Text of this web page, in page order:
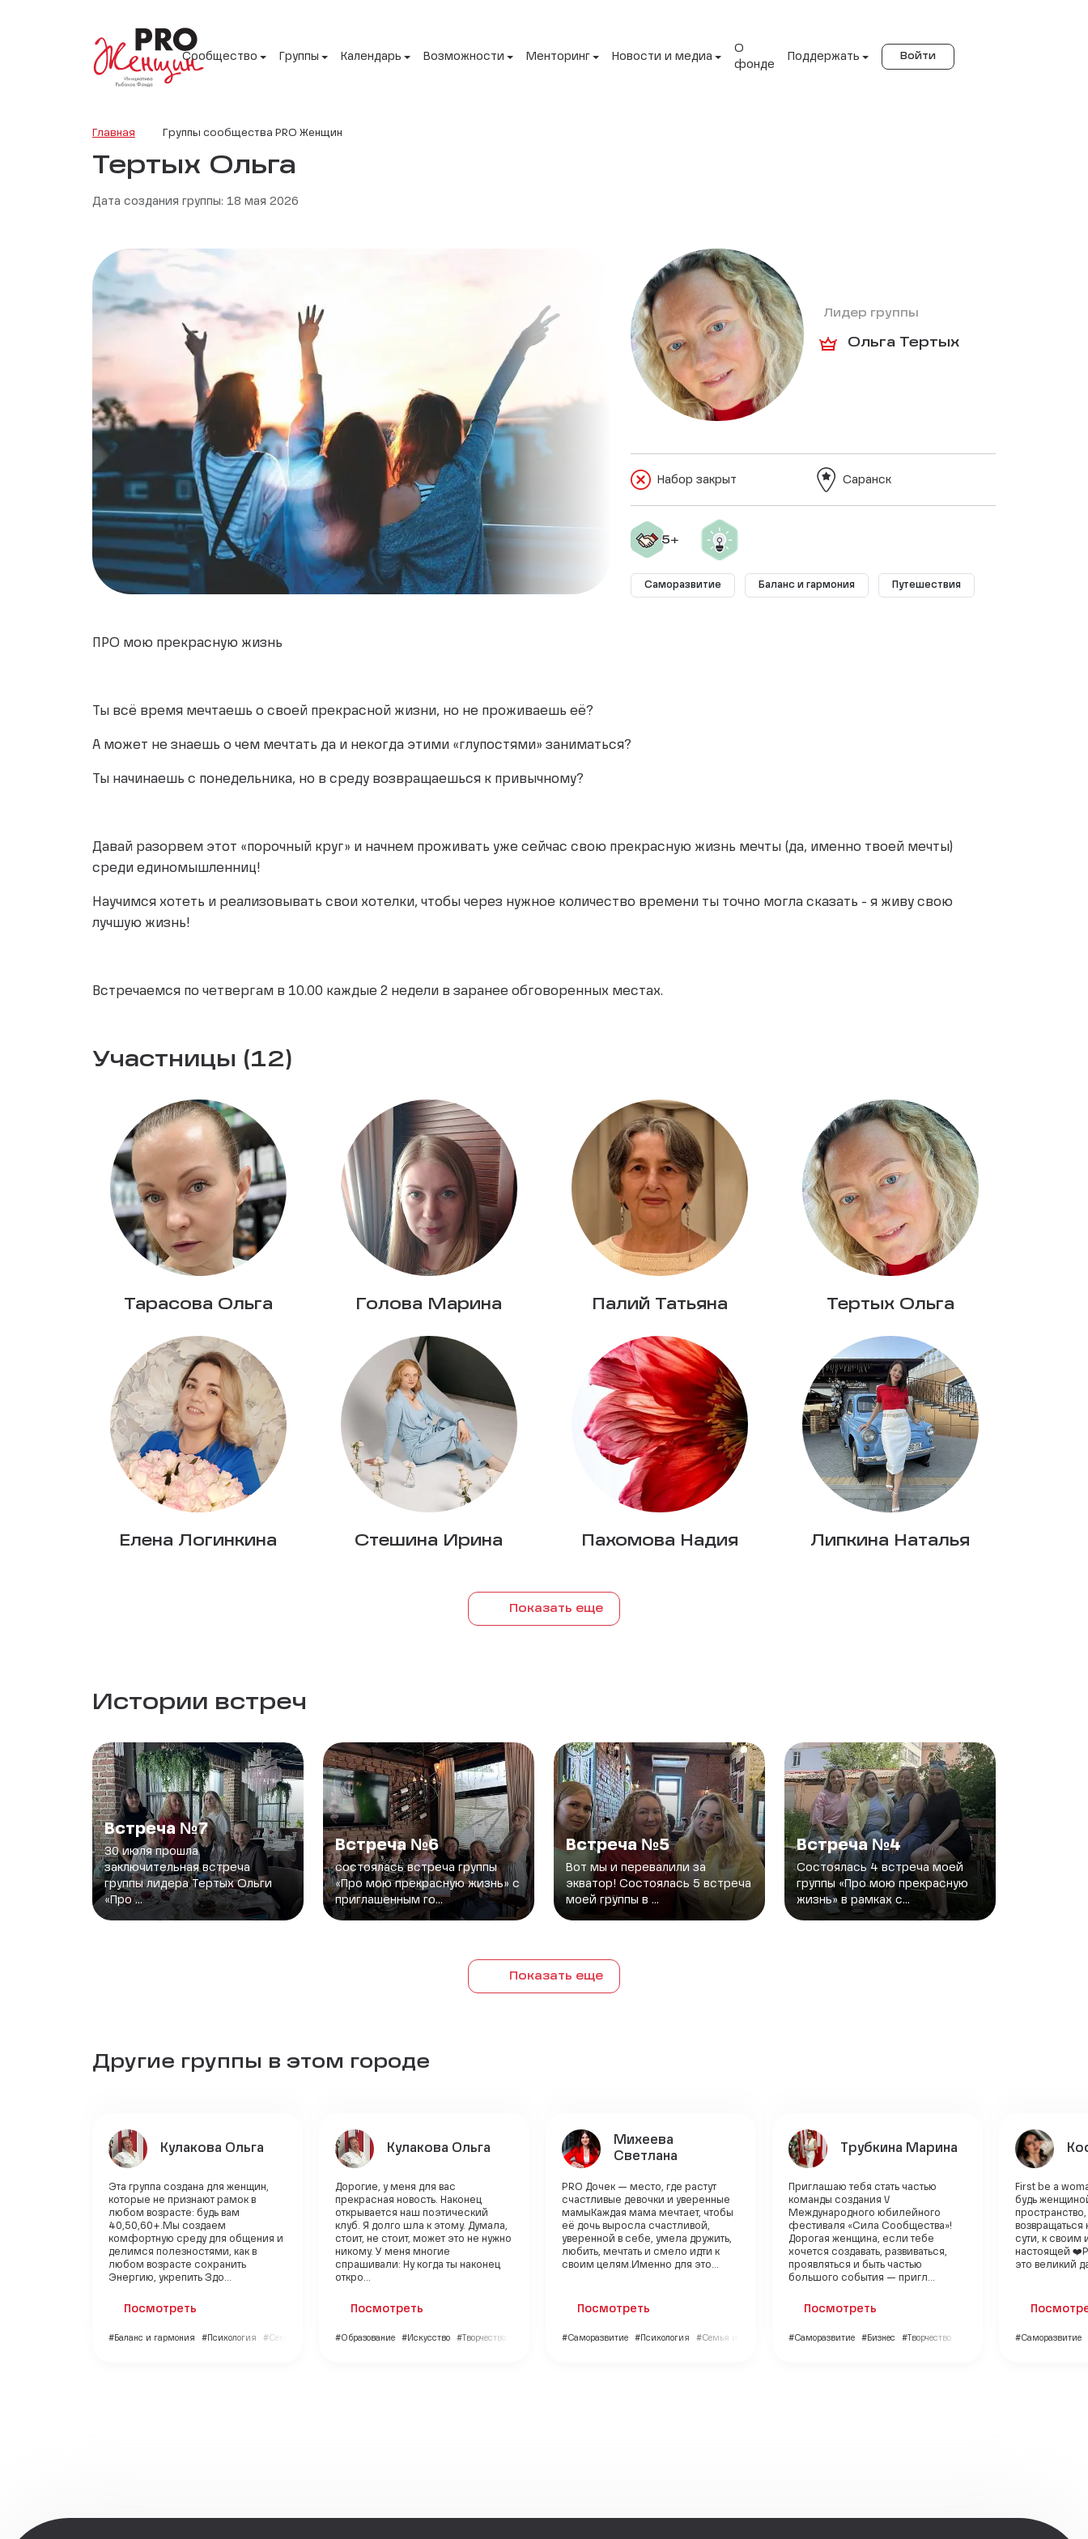
Сообщество Группы Календарь Возможности Менторинг Новости и медиа
О
фонде
Поддержать Войти
Главная Группы сообщества PRO Женщин
Тертых Ольга
Дата создания группы: 18 мая 2026
Лидер группы
Ольга Тертых
Набор закрыт Саранск
Саморазвитие Баланс и гармония Путешествия
ПРО мою прекрасную жизнь
Ты всё время мечтаешь о своей прекрасной жизни, но не проживаешь её?
А может не знаешь о чем мечтать да и некогда этими «глупостями» заниматься?
Ты начинаешь с понедельника, но в среду возвращаешься к привычному?
Давай разорвем этот «порочный круг» и начнем проживать уже сейчас свою прекрасную жизнь мечты (да, именно твоей мечты)
среди единомышленниц!
Научимся хотеть и реализовывать свои хотелки, чтобы через нужное количество времени ты точно могла сказать - я живу свою
лучшую жизнь!
Встречаемся по четвергам в 10.00 каждые 2 недели в заранее обговоренных местах.
Участницы (12)
Тарасова Ольга Голова Марина Палий Татьяна Тертых Ольга
Елена Логинкина Стешина Ирина Пахомова Надия Липкина Наталья
Показать еще
Истории встреч
Встреча №7
30 июля прошла
заключительная встреча
группы лидера Тертых Ольги
«Про ...
Встреча №6
состоялась встреча группы
«Про мою прекрасную жизнь» с
приглашенным го...
Встреча №5
Вот мы и перевалили за
экватор! Состоялась 5 встреча
моей группы в ...
Встреча №4
Состоялась 4 встреча моей
группы «Про мою прекрасную
жизнь» в рамках с...
Показать еще
Другие группы в этом городе
Кулакова Ольга
Эта группа создана для женщин,
которые не признают рамок в
любом возрасте: будь вам
40,50,60+.Мы создаем
комфортную среду для общения и
делимся полезностями, как в
любом возрасте сохранить
Энергию, укрепить Здо...
Посмотреть
#Баланс и гармония #Психология #Семья и дети
Кулакова Ольга
Дорогие, у меня для вас
прекрасная новость. Наконец
открывается наш поэтический
клуб. Я долго шла к этому. Думала,
стоит, не стоит, может это не нужно
никому. У меня многие
спрашивали: Ну когда ты наконец
откро...
Посмотреть
#Образование #Искусство #Творчество
Михеева
Светлана
PRO Дочек — место, где растут
счастливые девочки и уверенные
мамыКаждая мама мечтает, чтобы
её дочь выросла счастливой,
уверенной в себе, умела дружить,
любить, мечтать и смело идти к
своим целям.Именно для это...
Посмотреть
#Саморазвитие #Психология #Семья и дети
Трубкина Марина
Приглашаю тебя стать частью
команды создания V
Международного юбилейного
фестиваля «Сила Сообщества»!
Дорогая женщина, если тебе
хочется создавать, развиваться,
проявляться и быть частью
большого события — пригл...
Посмотреть
#Саморазвитие #Бизнес #Творчество
First be a
будь
сути, к своим
настоящей
это великий
#Саморазвитие